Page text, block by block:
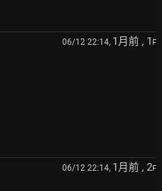
06/12 22:14, 1月前 , 1 F
06/12 22:14, 1月前 , 2F